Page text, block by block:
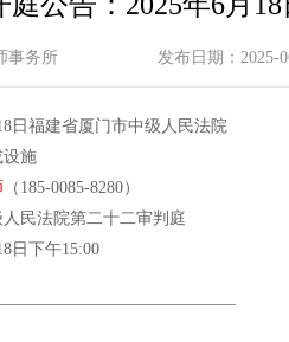
事务所 发布日期：2025-
日福建省厦门市中级人民法院
设施
（185-0085-8280）
民法院第二十二审判庭
日下午15:00